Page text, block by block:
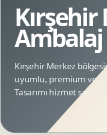
Ambalaj
Kırşehir Merkez
uyumlu, premium ve
Tasarımı hizmet sayfası.